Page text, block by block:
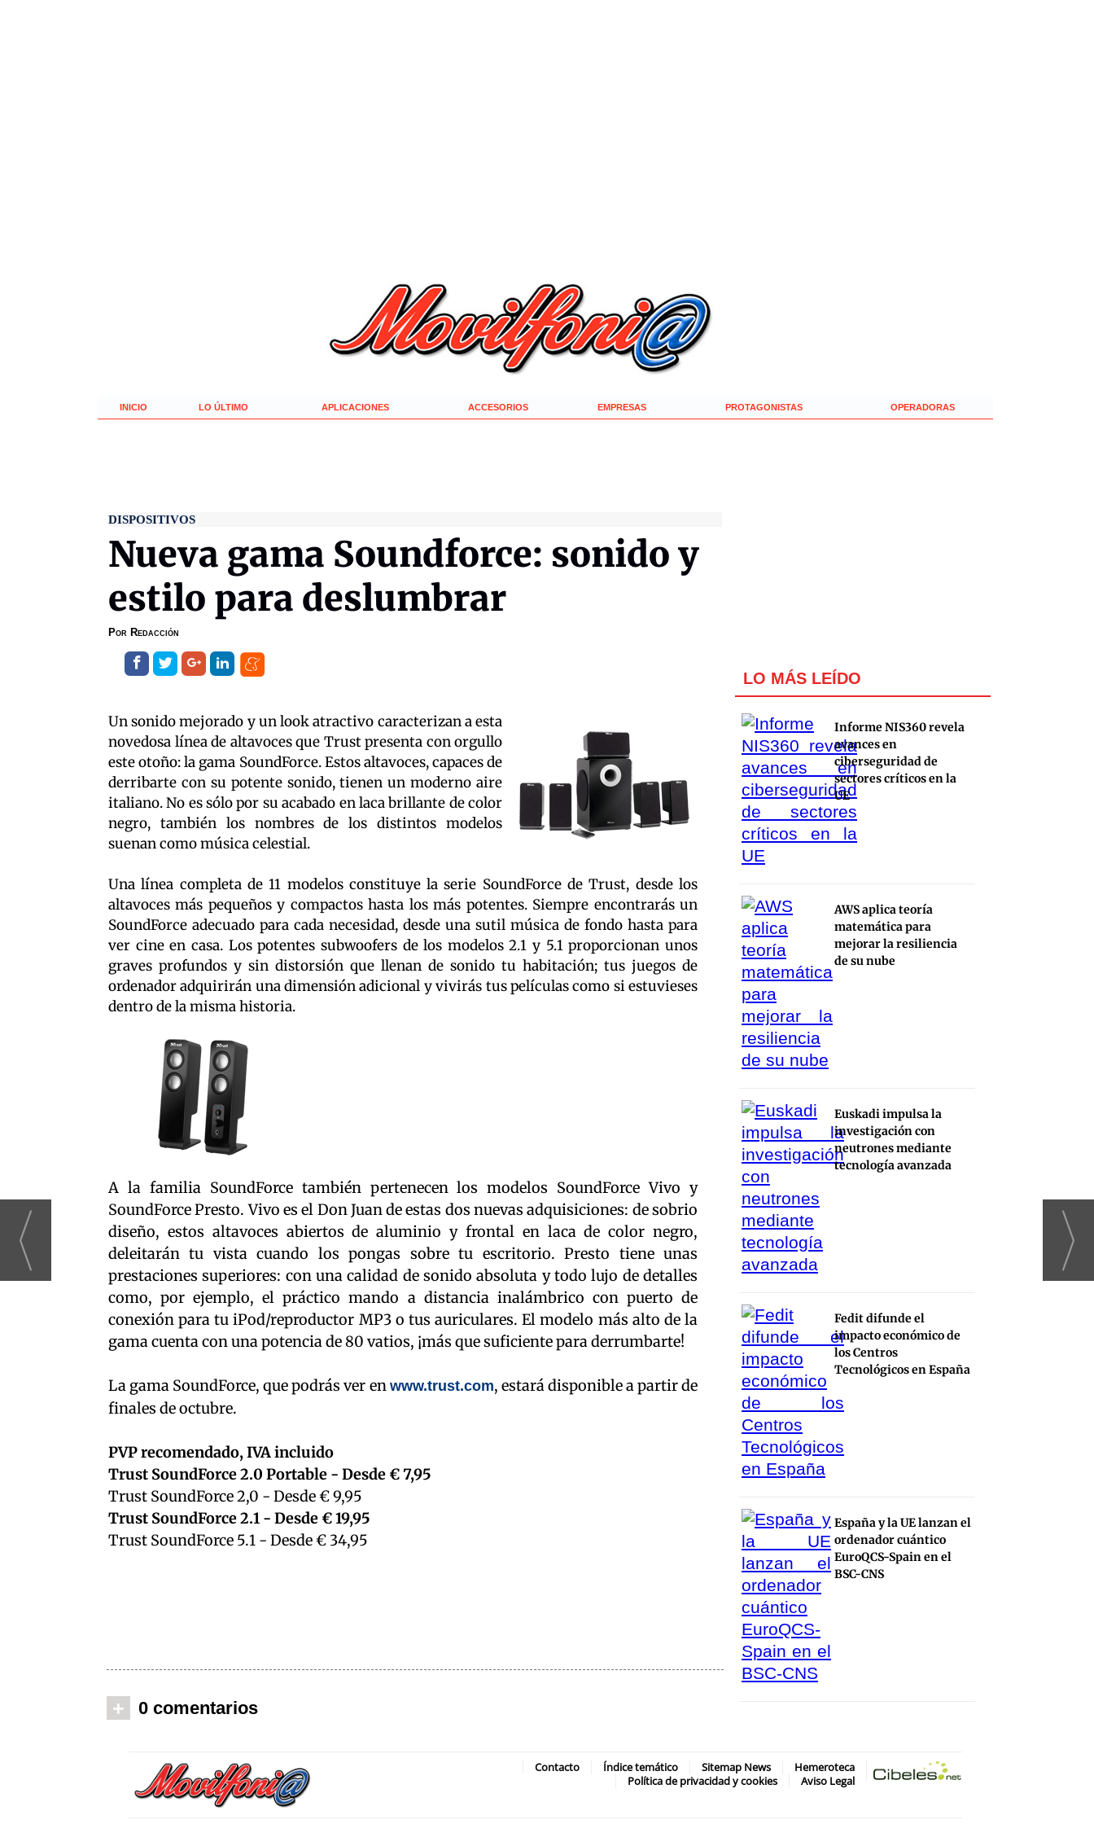
INICIO LO ÚLTIMO APLICACIONES ACCESORIOS EMPRESAS PROTAGONISTAS OPERADORAS
DISPOSITIVOS
Nueva gama Soundforce: sonido y
estilo para deslumbrar
Por Redacción
Un sonido mejorado y un look atractivo caracterizan a esta
novedosa línea de altavoces que Trust presenta con orgullo
este otoño: la gama SoundForce. Estos altavoces, capaces de
derribarte con su potente sonido, tienen un moderno aire
italiano. No es sólo por su acabado en laca brillante de color
negro, también los nombres de los distintos modelos
suenan como música celestial.
Una línea completa de 11 modelos constituye la serie SoundForce de Trust, desde los
altavoces más pequeños y compactos hasta los más potentes. Siempre encontrarás un
SoundForce adecuado para cada necesidad, desde una sutil música de fondo hasta para
ver cine en casa. Los potentes subwoofers de los modelos 2.1 y 5.1 proporcionan unos
graves profundos y sin distorsión que llenan de sonido tu habitación; tus juegos de
ordenador adquirirán una dimensión adicional y vivirás tus películas como si estuvieses
dentro de la misma historia.
A la familia SoundForce también pertenecen los modelos SoundForce Vivo y
SoundForce Presto. Vivo es el Don Juan de estas dos nuevas adquisiciones: de sobrio
diseño, estos altavoces abiertos de aluminio y frontal en laca de color negro,
deleitarán tu vista cuando los pongas sobre tu escritorio. Presto tiene unas
prestaciones superiores: con una calidad de sonido absoluta y todo lujo de detalles
como, por ejemplo, el práctico mando a distancia inalámbrico con puerto de
conexión para tu iPod/reproductor MP3 o tus auriculares. El modelo más alto de la
gama cuenta con una potencia de 80 vatios, ¡más que suficiente para derrumbarte!
La gama SoundForce, que podrás ver en www.trust.com, estará disponible a partir de
finales de octubre.
PVP recomendado, IVA incluido
Trust SoundForce 2.0 Portable - Desde € 7,95
Trust SoundForce 2,0 - Desde € 9,95
Trust SoundForce 2.1 - Desde € 19,95
Trust SoundForce 5.1 - Desde € 34,95
+ 0 comentarios
LO MÁS LEÍDO
Informe NIS360 revela
avances en
ciberseguridad de
sectores críticos en la
UE
AWS aplica teoría
matemática para
mejorar la resiliencia
de su nube
Euskadi impulsa la
investigación con
neutrones mediante
tecnología avanzada
Fedit difunde el
impacto económico de
los Centros
Tecnológicos en España
España y la UE lanzan el
ordenador cuántico
EuroQCS-Spain en el
BSC-CNS
Contacto Índice temático Sitemap News
Hemeroteca
Política de privacidad y cookies
Aviso Legal